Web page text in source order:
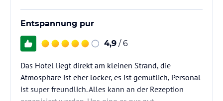
Entspannung pur
4,9 / 6
Das Hotel liegt direkt am kleinen Strand, die
Atmosphäre ist eher locker, es ist gemütlich, Personal
ist super freundlich. Alles kann an der Rezeption